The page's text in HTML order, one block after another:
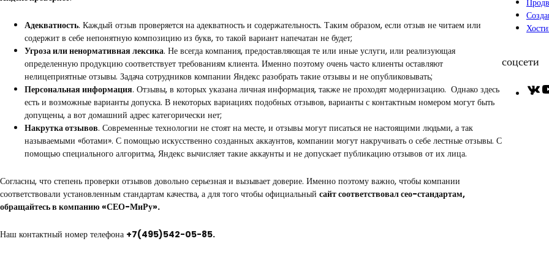
Адекватность. Каждый отзыв проверяется на адекватность и содержательность. Таким образом, если отзыв не читаем или
содержит в себе непонятную композицию из букв, то такой вариант напечатан не будет;
Угроза или ненормативная лексика. Не всегда компания, предоставляющая те или иные услуги, или реализующая
определенную продукцию соответствует требованиям клиента. Именно поэтому очень часто клиенты оставляют
нелицеприятные отзывы. Задача сотрудников компании Яндекс разобрать такие отзывы и не опубликовывать;
Персональная информация. Отзывы, в которых указана личная информация, также не проходят модернизацию. Однако здесь
есть и возможные варианты допуска. В некоторых вариациях подобных отзывов, варианты с контактным номером могут быть
допущены, а вот домашний адрес категорически нет;
Накрутка отзывов. Современные технологии не стоят на месте, и отзывы могут писаться не настоящими людьми, а так
называемыми «ботами». С помощью искусственно созданных аккаунтов, компании могут накручивать о себе лестные отзывы. С
помощью специального алгоритма, Яндекс вычисляет такие аккаунты и не допускает публикацию отзывов от их лица.
Согласны, что степень проверки отзывов довольно серьезная и вызывает доверие. Именно поэтому важно, чтобы компании
соответствовали установленным стандартам качества, а для того чтобы официальный сайт соответствовал сео-стандартам,
обращайтесь в компанию «СЕО-МиРу».
Наш контактный номер телефона +7(495)542-05-85.
соцсети
V